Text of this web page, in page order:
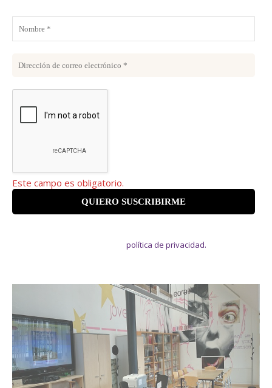
Este campo es obligatorio.
política de privacidad.